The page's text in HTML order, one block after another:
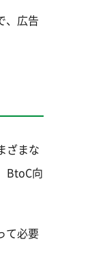
、広告
ざまな
BtoC向
て必要